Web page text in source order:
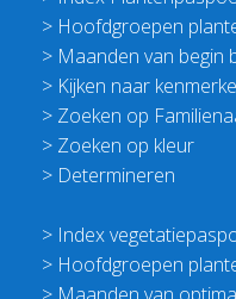
> Hoofdgroepen
> Maanden van begin
> Kijken naar
> Zoeken op
> Zoeken op kleur
> Determineren
> Index
> Hoofdgroepen